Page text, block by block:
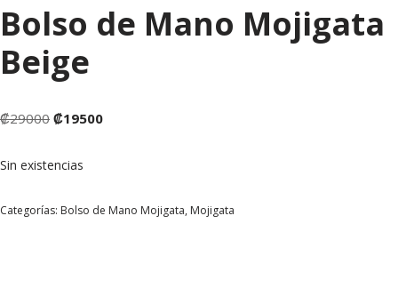
Bolso de Mano Mojigata
Beige
₡29000 ₡19500
Sin existencias
Categorías: Bolso de Mano Mojigata, Mojigata